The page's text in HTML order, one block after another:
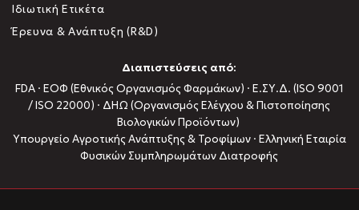
Ιδιωτική Ετικέτα
Έρευνα & Ανάπτυξη (R&D)
Διαπιστεύσεις από:
FDA · ΕΟΦ (Εθνικός Οργανισμός Φαρμάκων) · Ε.ΣΥ.Δ. (ISO 9001
/ ISO 22000) · ΔΗΩ (Οργανισμός Ελέγχου & Πιστοποίησης
Βιολογικών Προϊόντων)
Υπουργείο Αγροτικής Ανάπτυξης & Τροφίμων · Ελληνική Εταιρία
Φυσικών Συμπληρωμάτων Διατροφής